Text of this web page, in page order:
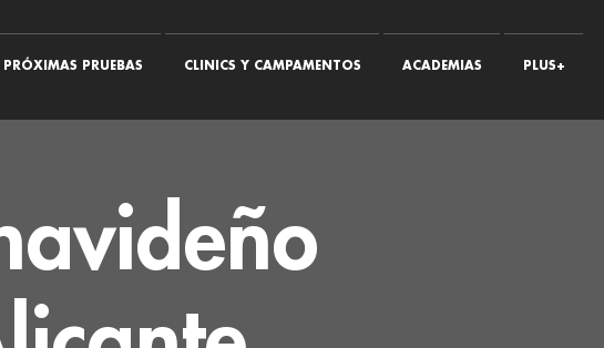
PRÓXIMAS PRUEBAS CLINICS Y CAMPAMENTOS ACADEMIAS PLUS+